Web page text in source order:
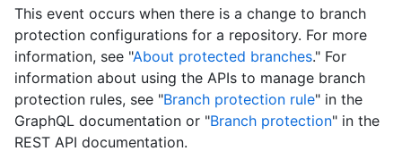
This event occurs when there is a change to branch
protection configurations for a repository. For more
information, see "About protected branches." For
information about using the APIs to manage branch
protection rules, see "Branch protection rule" in the
GraphQL documentation or "Branch protection" in the
REST API documentation.